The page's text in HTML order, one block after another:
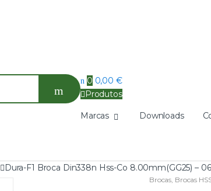
0 0,00 €
Produtos
Marcas Downloads
Dura-F1 Broca Din338n Hss-Co 8.00mm(GG25) –
Brocas Brocas